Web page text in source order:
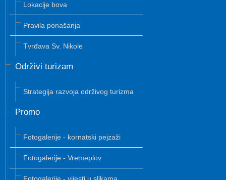
Lokacije bova
Pravila ponašanja
Tvrđava Sv. Nikole
Održivi turizam
Strategija razvoja održivog turizma
Promo
Fotogalerije - kornatski pejzaži
Fotogalerije - Vremeplov